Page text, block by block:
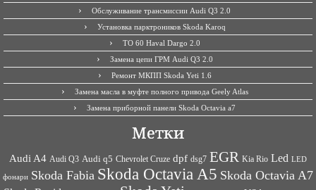
Обслуживание трансмиссии Audi Q3 2.0
Установка парктроников Skoda Karoq
ТО 60 Haval Dargo 2.0
Замена цепи ГРМ Audi Q3 2.0
Ремонт МКПП Skoda Yeti 1.6
Замена масла в муфте полного привода Geely Atlas
Замена приборной панели Skoda Octavia a7
Метки
Audi A4 Audi Q3 Audi q5 Chevrolet Cruze dpf dsg7 EGR Kia Rio Led LED
фонари Skoda Fabia Skoda Octavia A5 Skoda Octavia A7